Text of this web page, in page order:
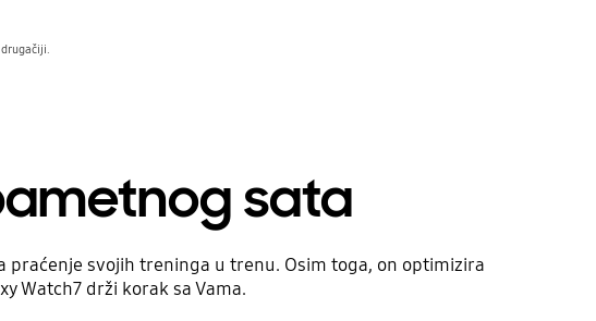
sata
svojih treninga u trenu. Osim toga, on optimizira
Watch7 drži korak sa Vama.